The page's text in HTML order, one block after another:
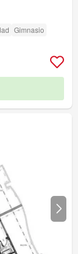
Gimnasio